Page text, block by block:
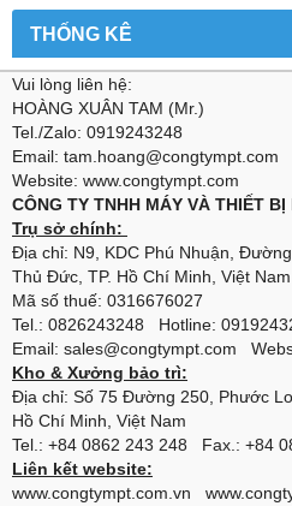
THỐNG KÊ
Vui lòng liên hệ:
HOÀNG XUÂN TAM (Mr.)
Tel./Zalo: 0919243248
Email: tam.hoang@congtympt.com
Website: www.congtympt.com
CÔNG TY TNHH MÁY VÀ THIẾT BỊ
Trụ sở chính:
Địa chỉ: N9, KDC Phú Nhuận,
Thủ Đức, TP. Hồ Chí Minh, Việt Nam
Mã số thuế: 0316676027
Tel.: 0826243248 Hotline:
Email: sales@congtympt.com
Kho & Xưởng bảo trì:
Địa chỉ: Số 75 Đường 250, Phước
Hồ Chí Minh, Việt Nam
Tel.: +84 0862 243 248 Fax.: +84
Liên kết website:
www.congtympt.com.vn